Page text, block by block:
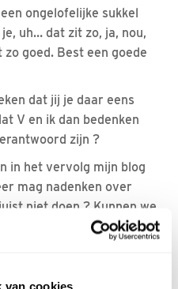
van cookies
ongelofelijke sukkel
uh… dat zit zo, ja, nou,
goed. Best een goede
dat jij je daar eens
V en ik dan bedenken
zijn ?
in het vervolg mijn blog
mag nadenken over
niet doen ? Kunnen we
van allebei doen, want ik
en fascinerend….